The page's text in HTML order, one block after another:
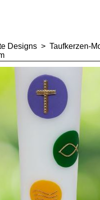
Designs > Taufkerzen-